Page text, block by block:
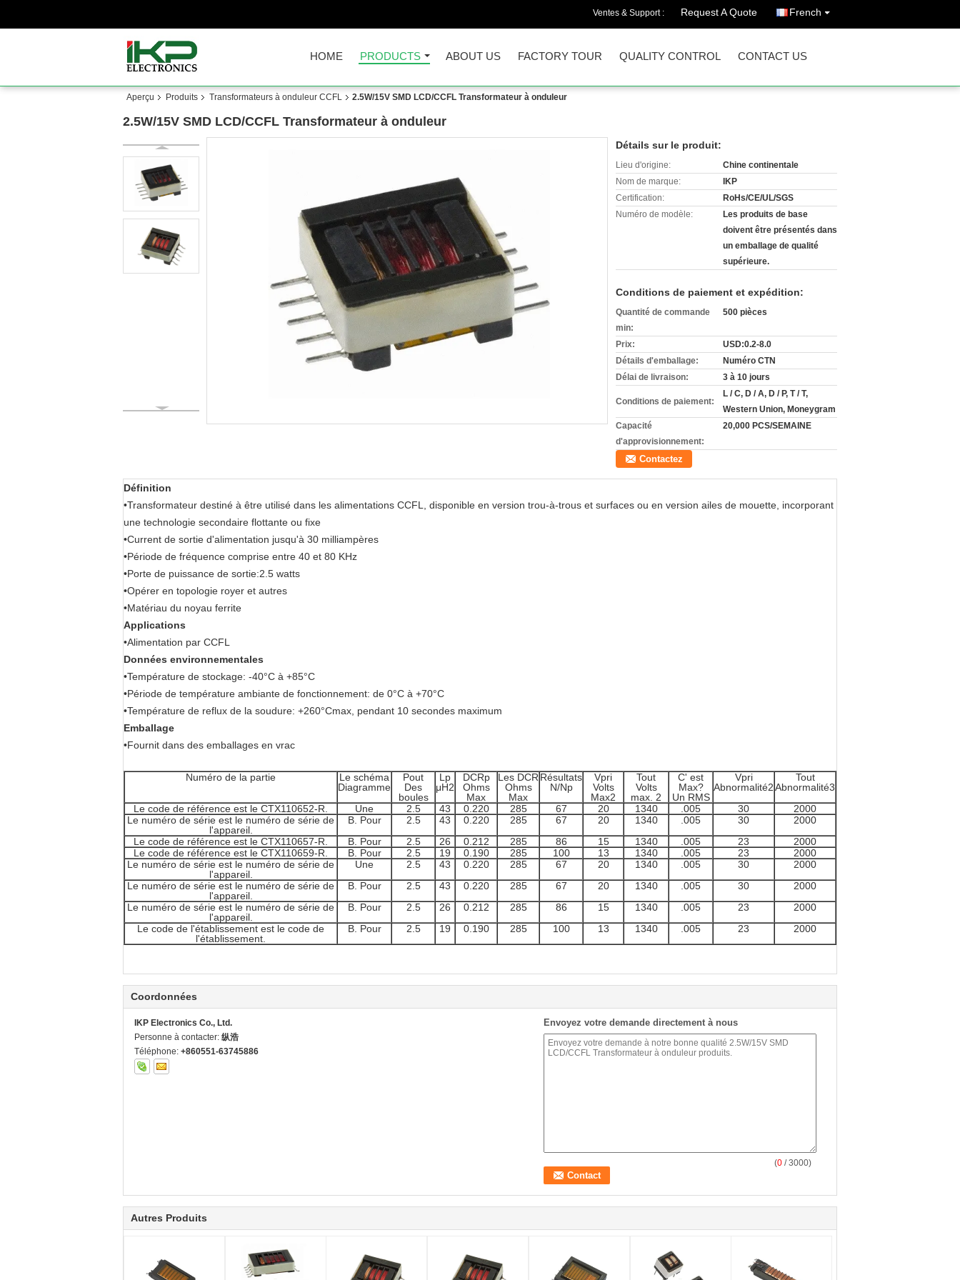
Ventes & Support : Request A Quote French
HOME PRODUCTS ABOUT US FACTORY TOUR QUALITY CONTROL CONTACT US
Aperçu Produits Transformateurs à onduleur CCFL 2.5W/15V SMD LCD/CCFL Transformateur à onduleur
2.5W/15V SMD LCD/CCFL Transformateur à onduleur
Détails sur le produit:
Lieu d'origine:
Chine continentale
Nom de marque:
IKP
Certification:
RoHs/CE/UL/SGS
Numéro de modèle:
Les produits de base
doivent être présentés dans
un emballage de qualité
supérieure.
Conditions de paiement et expédition:
Quantité de commande
min:
500 pièces
Prix:
USD:0.2-8.0
Détails d'emballage:
Numéro CTN
Délai de livraison:
3 à 10 jours
Conditions de paiement:
L / C, D / A, D / P, T / T,
Western Union, Moneygram
Capacité
d'approvisionnement:
20,000 PCS/SEMAINE
Contactez
Définition
•Transformateur destiné à être utilisé dans les alimentations CCFL, disponible en version trou-à-trous et surfaces ou en version ailes de mouette, incorporant
une technologie secondaire flottante ou fixe
•Current de sortie d'alimentation jusqu'à 30 milliampères
•Période de fréquence comprise entre 40 et 80 KHz
•Porte de puissance de sortie:2.5 watts
•Opérer en topologie royer et autres
•Matériau du noyau ferrite
Applications
•Alimentation par CCFL
Données environnementales
•Température de stockage: -40°C à +85°C
•Période de température ambiante de fonctionnement: de 0°C à +70°C
•Température de reflux de la soudure: +260°Cmax, pendant 10 secondes maximum
Emballage
•Fournit dans des emballages en vrac
Numéro de la partie
Le schéma
Diagramme
Pout
Des
boules
Lp
μH2
DCRp
Ohms
Max
Les DCR
Ohms
Max
Résultats
N/Np
Vpri
Volts
Max2
Tout
Volts
max. 2
C' est
Max?
Un RMS
Vpri
Abnormalité2
Tout
Abnormalité3
Le code de référence est le CTX110652-R.
Une 2.5 43 0.220 285 67 20 1340 .005 30
2000
Le numéro de série est le numéro de série de
l'appareil.
B. Pour 2.5 43 0.220 285 67 20 1340 .005 30
2000
Le code de référence est le CTX110657-R.
B. Pour 2.5 26 0.212 285 86 15 1340 .005 23
2000
Le code de référence est le CTX110659-R.
B. Pour 2.5 19 0.190 285 100 13 1340 .005 23
2000
Le numéro de série est le numéro de série de
l'appareil.
Une 2.5 43 0.220 285 67 20 1340 .005 30
2000
Le numéro de série est le numéro de série de
l'appareil.
B. Pour 2.5 43 0.220 285 67 20 1340 .005 30
2000
Le numéro de série est le numéro de série de
l'appareil.
B. Pour 2.5 26 0.212 285 86 15 1340 .005 23
2000
Le code de l'établissement est le code de
l'établissement.
B. Pour 2.5 19 0.190 285 100 13 1340 .005 23 2000
Coordonnées
IKP Electronics Co., Ltd.
Personne à contacter: 纵浩
Téléphone: +860551-63745886
Envoyez votre demande directement à nous
(0 / 3000)
Autres Produits